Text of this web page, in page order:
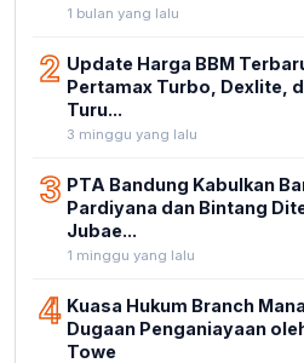
1 bulan yang lalu
2 Update Harga BBM
Pertamax Turbo, Dexlite,
Turu...
3 minggu yang lalu
3 PTA Bandung Kabulkan
Pardiyana dan Bintang
Jubae...
1 minggu yang lalu
4 Kuasa Hukum Branch
Dugaan Penganiayaan
Towe